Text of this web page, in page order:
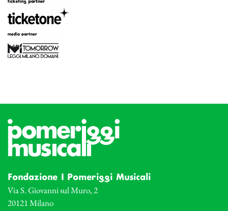
Fondazione I Pomeriggi Musicali
Via S. Giovanni sul Muro, 2
20121 Milano